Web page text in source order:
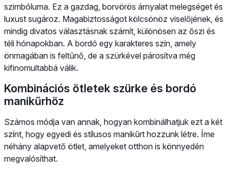
szimbóluma. Ez a gazdag, borvörös árnyalat melegséget és
luxust sugároz. Magabiztosságot kölcsönöz viselőjének, és
mindig divatos választásnak számít, különösen az őszi és
téli hónapokban. A bordó egy karakteres szín, amely
önmagában is feltűnő, de a szürkével párosítva még
kifinomultabbá válik.
Kombinációs ötletek szürke és bordó
manikűrhöz
Számos módja van annak, hogyan kombinálhatjuk ezt a két
színt, hogy egyedi és stílusos manikűrt hozzunk létre. Íme
néhány alapvető ötlet, amelyeket otthon is könnyedén
megvalósíthat.